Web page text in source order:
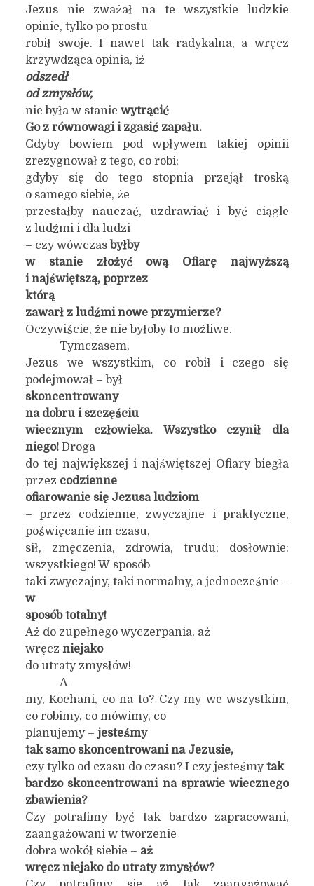
Jezus nie zważał na te wszystkie ludzkie
opinie, tylko po prostu
robił swoje. I nawet tak radykalna, a wręcz
krzywdząca opinia, iż
odszedł
od zmysłów,
nie była w stanie wytrącić
Go z równowagi i zgasić zapału.
Gdyby bowiem pod wpływem takiej opinii
zrezygnował z tego, co robi;
gdyby się do tego stopnia przejął troską
o samego siebie, że
przestałby nauczać, uzdrawiać i być ciągle
z ludźmi i dla ludzi
– czy wówczas byłby
w stanie złożyć ową Ofiarę najwyższą
i najświętszą, poprzez
którą
zawarł z ludźmi nowe przymierze?
Oczywiście, że nie byłoby to możliwe.
Tymczasem,
Jezus we wszystkim, co robił i czego się
podejmował – był
skoncentrowany
na dobru i szczęściu
wiecznym człowieka. Wszystko czynił dla
niego! Droga
do tej największej i najświętszej Ofiary biegła
przez codzienne
ofiarowanie się Jezusa ludziom
– przez codzienne, zwyczajne i praktyczne,
poświęcanie im czasu,
sił, zmęczenia, zdrowia, trudu; dosłownie:
wszystkiego! W sposób
taki zwyczajny, taki normalny, a jednocześnie –
w
sposób totalny!
Aż do zupełnego wyczerpania, aż
wręcz niejako
do utraty zmysłów!
A
my, Kochani, co na to? Czy my we wszystkim,
co robimy, co mówimy, co
planujemy – jesteśmy
tak samo skoncentrowani na Jezusie,
czy tylko od czasu do czasu? I czy jesteśmytak
bardzo skoncentrowani na sprawie wiecznego
zbawienia?
Czy potrafimy być tak bardzo zapracowani,
zaangażowani w tworzenie
dobra wokół siebie – aż
wręcz niejako do utraty zmysłów?